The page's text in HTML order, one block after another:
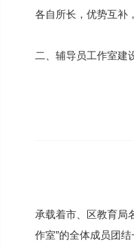
各自所长，优势互补
二、辅导员工作室建
承载着市、区教育局
作室”的全体成员团